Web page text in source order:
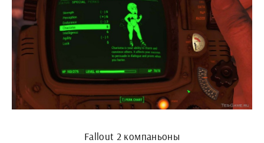
Fallout 2 компаньоны